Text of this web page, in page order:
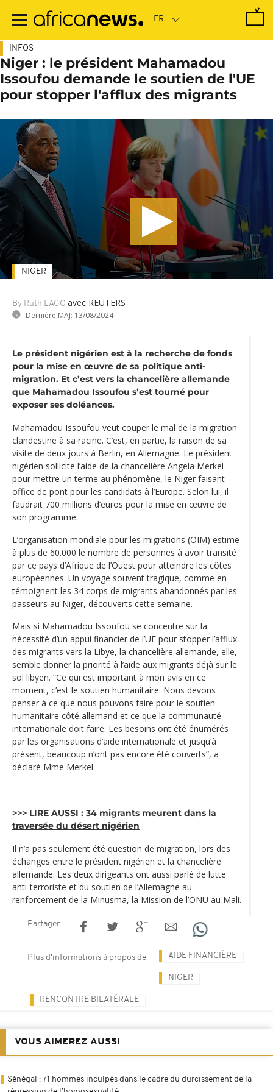
contenu
INFOS
Niger : le président Mahamadou
Issoufou demande le soutien de l'UE
pour stopper l'afflux des migrants
By Ruth LAGO avec REUTERS
Dernière MAJ: 13/08/2024
NIGER
Le président nigérien est à la recherche de fonds
pour la mise en œuvre de sa politique anti-
migration. Et c’est vers la chancelière allemande
que Mahamadou Issoufou s’est tourné pour
exposer ses doléances.
Mahamadou Issoufou veut couper le mal de la migration
clandestine à sa racine. C’est, en partie, la raison de sa
visite de deux jours à Berlin, en Allemagne. Le président
nigérien sollicite l’aide de la chancelière Angela Merkel
pour mettre un terme au phénomène, le Niger faisant
office de pont pour les candidats à l’Europe. Selon lui, il
faudrait 700 millions d’euros pour la mise en œuvre de
son programme.
L’organisation mondiale pour les migrations (OIM) estime
à plus de 60.000 le nombre de personnes à avoir transité
par ce pays d’Afrique de l’Ouest pour atteindre les côtes
européennes. Un voyage souvent tragique, comme en
témoignent les 34 corps de migrants abandonnés par les
passeurs au Niger, découverts cette semaine.
Mais si Mahamadou Issoufou se concentre sur la
nécessité d’un appui financier de l’UE pour stopper l’afflux
des migrants vers la Libye, la chancelière allemande, elle,
semble donner la priorité à l’aide aux migrants déjà sur le
sol libyen. “Ce qui est important à mon avis en ce
moment, c’est le soutien humanitaire. Nous devons
penser à ce que nous pouvons faire pour le soutien
humanitaire côté allemand et ce que la communauté
internationale doit faire. Les besoins ont été énumérés
par les organisations d’aide internationale et jusqu‘à
présent, beaucoup n’ont pas encore été couverts”, a
déclaré Mme Merkel.
>>> LIRE AUSSI : 34 migrants meurent dans la
traversée du désert nigérien
Il n’a pas seulement été question de migration, lors des
échanges entre le président nigérien et la chancelière
allemande. Les deux dirigeants ont aussi parlé de lutte
anti-terroriste et du soutien de l’Allemagne au
renforcement de la Minusma, la Mission de l’ONU au Mali.
Partager
Plus d'informations à propos de AIDE FINANCIÈRE
NIGER
RENCONTRE BILATÉRALE
VOUS AIMEREZ AUSSI
Sénégal : 71 hommes inculpés dans le cadre du durcissement de la